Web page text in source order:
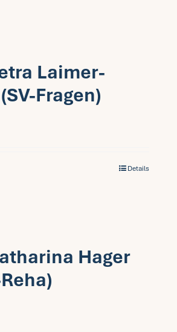
Laimer-
Fragen)
Details
Hager